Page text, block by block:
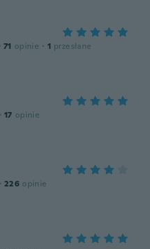
· 71 opinie · 1 przesłane
· 17 opinie
· 226 opinie